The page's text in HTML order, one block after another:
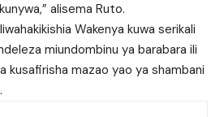
alisema Ruto.
Wakenya kuwa serikali
miundombinu ya barabara ili
kusafirisha mazao yao ya shambani